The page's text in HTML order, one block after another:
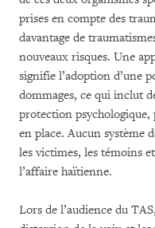
prises en compte des
davantage de
nouveaux risques. Une
signifie l’adoption d’une
dommages, ce qui inclut
protection psychologique,
en place. Aucun système
les victimes, les témoins
l’affaire haïtienne.
Lors de l’audience du